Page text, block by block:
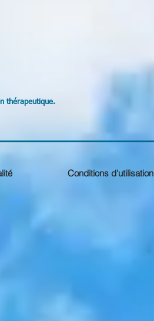
thérapeutique.
Conditions d'utilisation